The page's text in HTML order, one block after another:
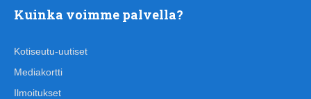
Kuinka voimme palvella?
Kotiseutu-uutiset
Mediakortti
Ilmoitukset